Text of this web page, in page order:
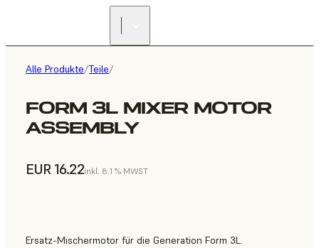
Alle Produkte/Teile/
FORM 3L MIXER MOTOR
ASSEMBLY
EUR 16.22inkl. 8.1 % MWST
Ersatz-Mischermotor für die Generation Form 3L.